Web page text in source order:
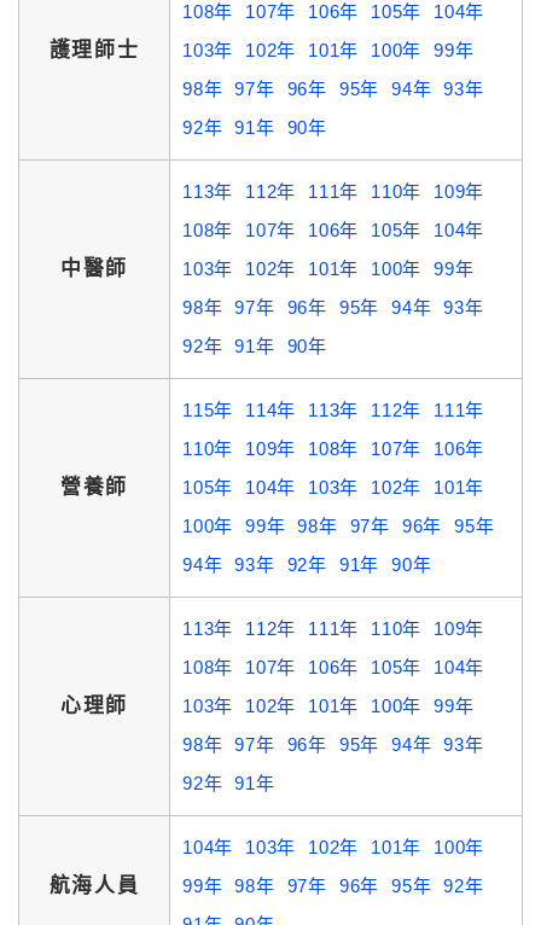
護理師士
108年
107年 106年 105年
104年
103年
102年 101年 100年
99年
98年
97年 96年 95年 94年
93年
92年
91年 90年
中醫師
113年 112年 111年 110年
109年
108年
107年 106年 105年
104年
103年
102年 101年 100年
99年
98年
97年 96年 95年 94年
93年
92年
91年 90年
營養師
115年 114年 113年 112年
111年
110年
109年 108年 107年
106年
105年
104年 103年 102年
101年
100年
99年 98年 97年 96年
95年
94年
93年 92年 91年 90年
心理師
113年 112年 111年 110年
109年
108年
107年 106年 105年
104年
103年
102年 101年 100年
99年
98年
97年 96年 95年 94年
93年
92年
91年
航海人員
104年 103年 102年 101年
100年
99年
98年 97年 96年 95年
92年